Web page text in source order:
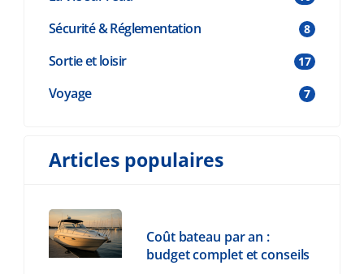
Sécurité & Réglementation 8
Sortie et loisir 17
Voyage 7
Articles populaires
Coût bateau par an :
budget complet et conseils